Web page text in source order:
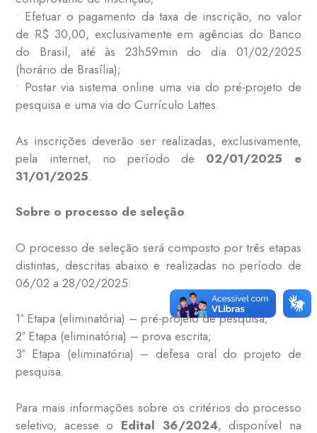
• Efetuar o pagamento da taxa de inscrição, no valor
de R$ 30,00, exclusivamente em agências do Banco
do Brasil, até às 23h59min do dia 01/02/2025
(horário de Brasília);
• Postar via sistema online uma via do pré-projeto de
pesquisa e uma via do Currículo Lattes.
As inscrições deverão ser realizadas, exclusivamente,
pela internet, no período de 02/01/2025 e
31/01/2025.
Sobre o processo de seleção
O processo de seleção será composto por três etapas
distintas, descritas abaixo e realizadas no período de
06/02 a 28/02/2025:
1ª Etapa (eliminatória) – pré-projeto de pesquisa;
2ª Etapa (eliminatória) – prova escrita;
3ª Etapa (eliminatória) – defesa oral do projeto de
pesquisa.
Para mais informações sobre os critérios do processo
seletivo, acesse o Edital 36/2024, disponível na